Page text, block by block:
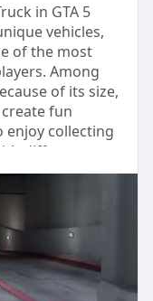
in GTA 5
vehicles,
of the most
Among
of its size,
fun
enjoy collecting
different
to obtain
and resources,
ways to